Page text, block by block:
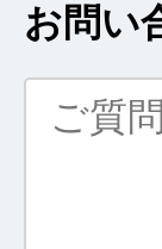
お問い